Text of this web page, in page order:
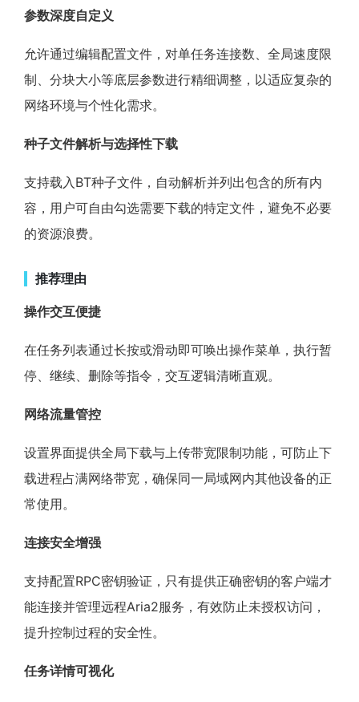
参数深度自定义
允许通过编辑配置文件，对单任务连接数、全局速度限
制、分块大小等底层参数进行精细调整，以适应复杂的
网络环境与个性化需求。
种子文件解析与选择性下载
支持载入BT种子文件，自动解析并列出包含的所有内
容，用户可自由勾选需要下载的特定文件，避免不必要
的资源浪费。
推荐理由
操作交互便捷
在任务列表通过长按或滑动即可唤出操作菜单，执行暂
停、继续、删除等指令，交互逻辑清晰直观。
网络流量管控
设置界面提供全局下载与上传带宽限制功能，可防止下
载进程占满网络带宽，确保同一局域网内其他设备的正
常使用。
连接安全增强
支持配置RPC密钥验证，只有提供正确密钥的客户端才
能连接并管理远程Aria2服务，有效防止未授权访问，
提升控制过程的安全性。
任务详情可视化